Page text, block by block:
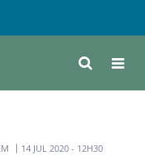
14 JUL 2020 - 12H30